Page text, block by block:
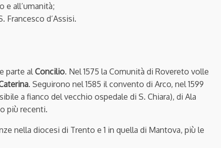
e all’umanità;
Francesco d’Assisi.
parte al Concilio. Nel 1575 la Comunità di Rovereto volle
. Seguirono nel 1585 il convento di Arco, nel 1599
a fianco del vecchio ospedale di S. Chiara), di Ala
più recenti.
nella diocesi di Trento e 1 in quella di Mantova, più le